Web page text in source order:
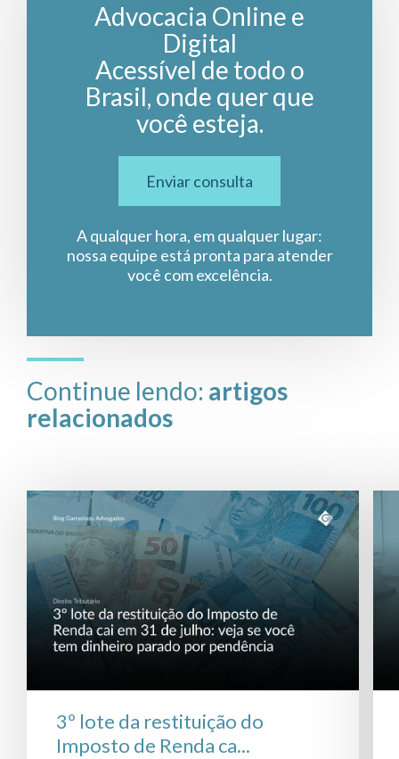
Advocacia Online e
Digital
Acessível de todo o
Brasil, onde quer que
você esteja.
Enviar consulta
A qualquer hora, em qualquer lugar:
nossa equipe está pronta para atender
você com excelência.
Continue lendo: artigos
relacionados
3º lote da restituição do
Imposto de Renda ca...